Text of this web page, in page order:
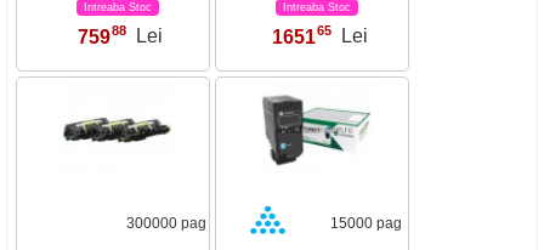
Intreaba Stoc
75988 Lei
Intreaba Stoc
165165 Lei
300000 pag 15000 pag